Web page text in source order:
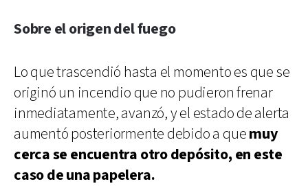
Sobre el origen del fuego
Lo que trascendió hasta el momento es que se
originó un incendio que no pudieron frenar
inmediatamente, avanzó, y el estado de alerta
aumentó posteriormente debido a quemuy
cerca se encuentra otro depósito, en este
caso de una papelera.